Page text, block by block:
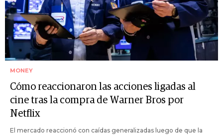
MONEY
Cómo reaccionaron las acciones ligadas al
cine tras la compra de Warner Bros por
Netflix
El mercado reaccionó con caídas generalizadas luego de que la